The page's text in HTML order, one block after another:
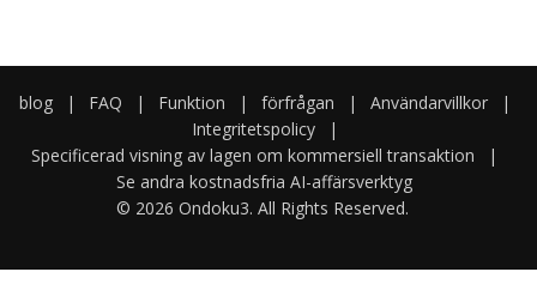
blog | FAQ | Funktion | förfrågan | Användarvillkor
|
Integritetspolicy
|
Specificerad visning av lagen om kommersiell transaktion
|
Se andra kostnadsfria AI-affärsverktyg
© 2026 Ondoku3. All Rights Reserved.